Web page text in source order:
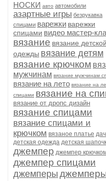
НОСКИ авто автомобили
азартные игры безрукавка
спицами варежки варежки
спицами видео мастер-
вязание вязание детской
одежды вязание детям
вязание крючком
мужчинам вязание мужчинам
вязание на лето вязание на
спицами вязание на
вязание от дропс дизайн
вязание спицами
вязание спицами и
крючком вязаное платье
детская одежда детская
джемпер джемпер
джемпер спицами
джемперы